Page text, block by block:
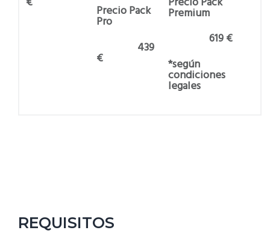
Precio Pack
Pro
439
€
Premium
619 €
*según
condiciones
legales
REQUISITOS